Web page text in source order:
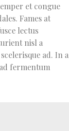
et congue
Fames at
lectus
nisl a
ad. In a
fermentum